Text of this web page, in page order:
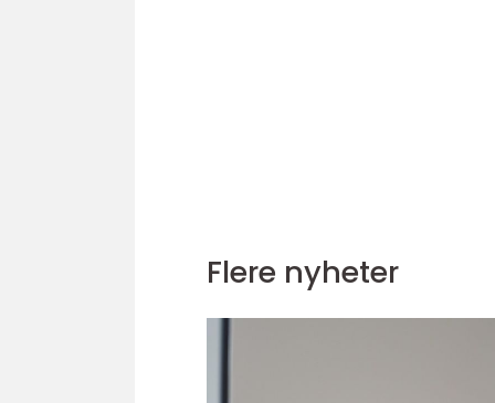
Flere nyheter